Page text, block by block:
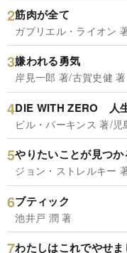
筋肉が全て
ガブリエル・ライオン
嫌われる勇気
岸見一郎 著/古賀史健 著
DIE WITH ZERO 人
ビル・パーキンス 著/児
やりたいことが見つ
ジョン・ストレルキー
ブティック
池井戸 潤 著
わたしはこれでやせま